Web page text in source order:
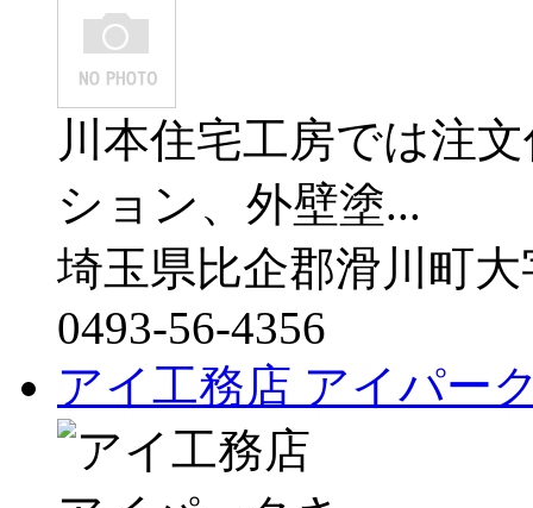
川本住宅工房では注
ション、外壁塗...
埼玉県比企郡滑川町大
0493-56-4356
アイ工務店 アイパー